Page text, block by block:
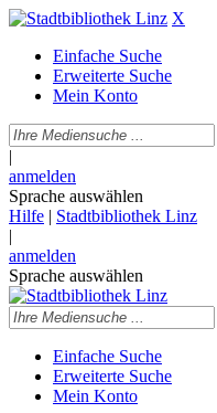
X
Einfache Suche
Erweiterte Suche
Mein Konto
|
anmelden
Sprache auswählen
Hilfe | Stadtbibliothek Linz
|
anmelden
Sprache auswählen
Einfache Suche
Erweiterte Suche
Mein Konto